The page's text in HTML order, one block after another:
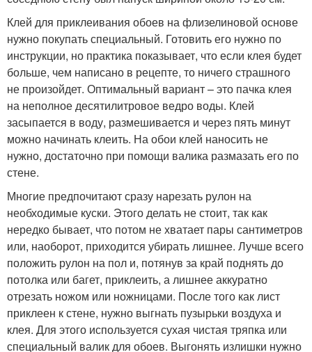
Клей для приклеивания обоев на флизелиновой основе
нужно покупать специальный. Готовить его нужно по
инструкции, но практика показывает, что если клея будет
больше, чем написано в рецепте, то ничего страшного
не произойдет. Оптимальный вариант – это пачка клея
на неполное десятилитровое ведро воды. Клей
засыпается в воду, размешивается и через пять минут
можно начинать клеить. На обои клей наносить не
нужно, достаточно при помощи валика размазать его по
стене.
Многие предпочитают сразу нарезать рулон на
необходимые куски. Этого делать не стоит, так как
нередко бывает, что потом не хватает пары сантиметров
или, наоборот, приходится убирать лишнее. Лучше всего
положить рулон на пол и, потянув за край поднять до
потолка или багет, приклеить, а лишнее аккуратно
отрезать ножом или ножницами. После того как лист
приклеен к стене, нужно выгнать пузырьки воздуха и
клея. Для этого используется сухая чистая тряпка или
специальный валик для обоев. Выгонять излишки нужно